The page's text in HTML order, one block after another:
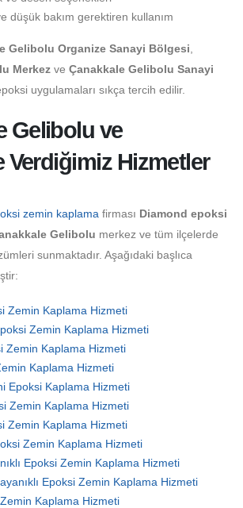
düşük bakım gerektiren kullanım
Gelibolu Organize Sanayi Bölgesi
Merkez ve Çanakkale Gelibolu Sanayi
uygulamaları sıkça tercih edilir.
Gelibolu ve
Verdiğimiz Hizmetler
zemin kaplama firması Diamond epoksi
Gelibolu merkez ve tüm ilçelerde
sunmaktadır. Aşağıdaki başlıca
Zemin Kaplama Hizmeti
Zemin Kaplama Hizmeti
Zemin Kaplama Hizmeti
Kaplama Hizmeti
Epoksi Kaplama Hizmeti
Zemin Kaplama Hizmeti
Zemin Kaplama Hizmeti
Zemin Kaplama Hizmeti
Epoksi Zemin Kaplama Hizmeti
Epoksi Zemin Kaplama Hizmeti
Kaplama Hizmeti